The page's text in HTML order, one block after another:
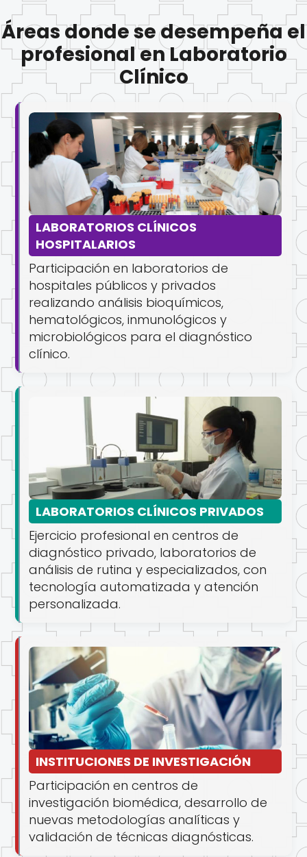
Áreas donde se desempeña el
profesional en Laboratorio
Clínico
LABORATORIOS CLÍNICOS
HOSPITALARIOS
Participación en laboratorios de
hospitales públicos y privados
realizando análisis bioquímicos,
hematológicos, inmunológicos y
microbiológicos para el diagnóstico
clínico.
LABORATORIOS CLÍNICOS PRIVADOS
Ejercicio profesional en centros de
diagnóstico privado, laboratorios de
análisis de rutina y especializados, con
tecnología automatizada y atención
personalizada.
INSTITUCIONES DE INVESTIGACIÓN
Participación en centros de
investigación biomédica, desarrollo de
nuevas metodologías analíticas y
validación de técnicas diagnósticas.